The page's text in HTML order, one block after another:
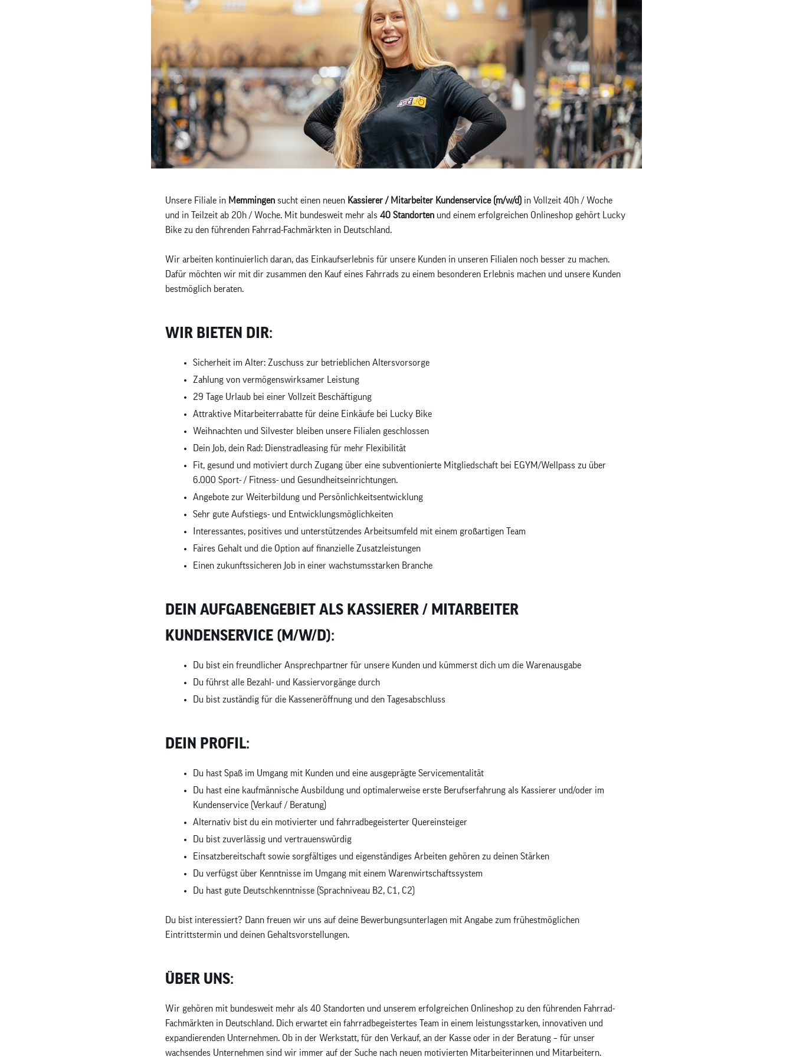
Unsere Filiale in Memmingen sucht einen neuen Kassierer / Mitarbeiter Kundenservice (m/w/d) in Vollzeit 40h / Woche
und in Teilzeit ab 20h / Woche. Mit bundesweit mehr als 40 Standorten und einem erfolgreichen Onlineshop gehört Lucky
Bike zu den führenden Fahrrad-Fachmärkten in Deutschland.
Wir arbeiten kontinuierlich daran, das Einkaufserlebnis für unsere Kunden in unseren Filialen noch besser zu machen.
Dafür möchten wir mit dir zusammen den Kauf eines Fahrrads zu einem besonderen Erlebnis machen und unsere Kunden
bestmöglich beraten.
WIR BIETEN DIR:
Sicherheit im Alter: Zuschuss zur betrieblichen Altersvorsorge
Zahlung von vermögenswirksamer Leistung
29 Tage Urlaub bei einer Vollzeit Beschäftigung
Attraktive Mitarbeiterrabatte für deine Einkäufe bei Lucky Bike
Weihnachten und Silvester bleiben unsere Filialen geschlossen
Dein Job, dein Rad: Dienstradleasing für mehr Flexibilität
Fit, gesund und motiviert durch Zugang über eine subventionierte Mitgliedschaft bei EGYM/Wellpass zu über
6.000 Sport- / Fitness- und Gesundheitseinrichtungen.
Angebote zur Weiterbildung und Persönlichkeitsentwicklung
Sehr gute Aufstiegs- und Entwicklungsmöglichkeiten
Interessantes, positives und unterstützendes Arbeitsumfeld mit einem großartigen Team
Faires Gehalt und die Option auf finanzielle Zusatzleistungen
Einen zukunftssicheren Job in einer wachstumsstarken Branche
DEIN AUFGABENGEBIET ALS KASSIERER / MITARBEITER
KUNDENSERVICE (M/W/D):
Du bist ein freundlicher Ansprechpartner für unsere Kunden und kümmerst dich um die Warenausgabe
Du führst alle Bezahl- und Kassiervorgänge durch
Du bist zuständig für die Kasseneröffnung und den Tagesabschluss
DEIN PROFIL:
Du hast Spaß im Umgang mit Kunden und eine ausgeprägte Servicementalität
Du hast eine kaufmännische Ausbildung und optimalerweise erste Berufserfahrung als Kassierer und/oder im
Kundenservice (Verkauf / Beratung)
Alternativ bist du ein motivierter und fahrradbegeisterter Quereinsteiger
Du bist zuverlässig und vertrauenswürdig
Einsatzbereitschaft sowie sorgfältiges und eigenständiges Arbeiten gehören zu deinen Stärken
Du verfügst über Kenntnisse im Umgang mit einem Warenwirtschaftssystem
Du hast gute Deutschkenntnisse (Sprachniveau B2, C1, C2)
Du bist interessiert? Dann freuen wir uns auf deine Bewerbungsunterlagen mit Angabe zum frühestmöglichen
Eintrittstermin und deinen Gehaltsvorstellungen.
ÜBER UNS:
Wir gehören mit bundesweit mehr als 40 Standorten und unserem erfolgreichen Onlineshop zu den führenden Fahrrad-
Fachmärkten in Deutschland. Dich erwartet ein fahrradbegeistertes Team in einem leistungsstarken, innovativen und
expandierenden Unternehmen. Ob in der Werkstatt, für den Verkauf, an der Kasse oder in der Beratung – für unser
wachsendes Unternehmen sind wir immer auf der Suche nach neuen motivierten Mitarbeiterinnen und Mitarbeitern.